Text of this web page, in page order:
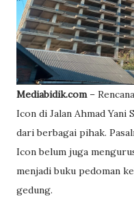
Mediabidik.com–
Icon di Jalan Ahmad
dari berbagai pihak.
Icon belum juga
menjadi buku pedoman
gedung.